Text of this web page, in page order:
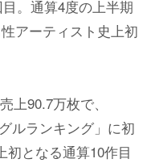
。通算4度の上半期
アーティスト史上初
上90.7万枚で、
ルランキング」に初
となる通算10作目